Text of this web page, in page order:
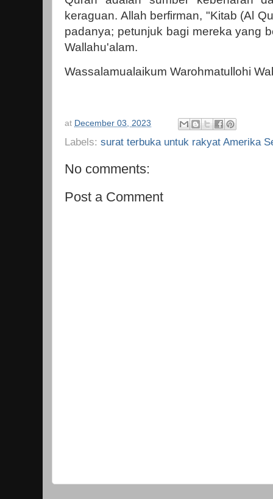
keraguan. Allah berfirman, "Kitab (Al
padanya; petunjuk bagi mereka yang
Wallahu'alam.
Wassalamualaikum Warohmatullohi
at December 03, 2023
Labels: surat terbuka untuk rakyat Amerika
No comments:
Post a Comment